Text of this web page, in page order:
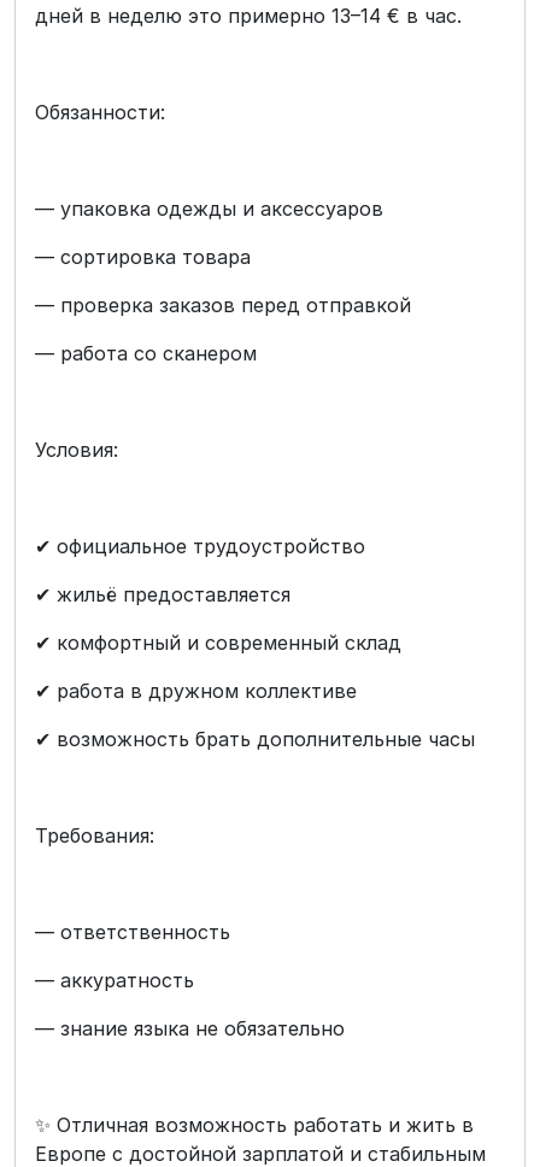
дней в неделю это примерно 13–14 € в час.
Обязанности:
— упаковка одежды и аксессуаров
— сортировка товара
— проверка заказов перед отправкой
— работа со сканером
Условия:
✔ официальное трудоустройство
✔ жильё предоставляется
✔ комфортный и современный склад
✔ работа в дружном коллективе
✔ возможность брать дополнительные часы
Требования:
— ответственность
— аккуратность
— знание языка не обязательно
✨ Отличная возможность работать и жить в
Европе с достойной зарплатой и стабильным